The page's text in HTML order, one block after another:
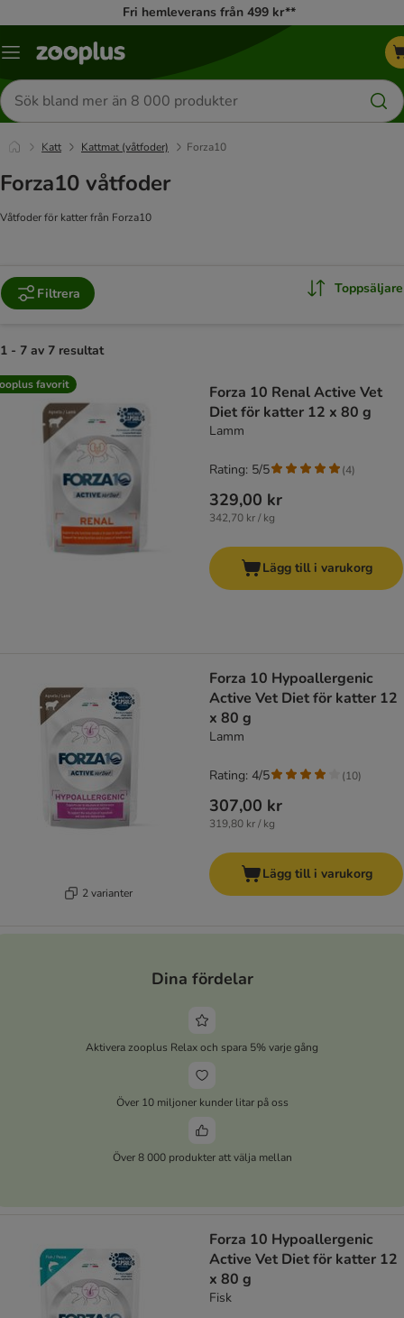
Fri hemleverans från 499 kr**
Katalogmeny
Sök
efter
produkter
Katt Kattmat (våtfoder) Forza10
Forza10 våtfoder
Våtfoder för katter från Forza10
Filtrera Toppsäljare
1 - 7 av 7 resultat
product items have been changed
favorit
Forza 10 Renal Active Vet
Diet för katter 12 x 80 g
Lamm
329,00 kr
342,70 kr / kg
Rating: 5/5 (4)
Lägg till i varukorg
2 varianter
Forza 10 Hypoallergenic
Active Vet Diet för katter 12
x 80 g
Lamm
307,00 kr
319,80 kr / kg
Rating: 4/5 (10)
Lägg till i varukorg
Dina fördelar
Aktivera zooplus Relax och spara 5% varje gång
Över 10 miljoner kunder litar på oss
Över 8 000 produkter att välja mellan
Forza 10 Hypoallergenic
Active Vet Diet för katter 12
x 80 g
Fisk